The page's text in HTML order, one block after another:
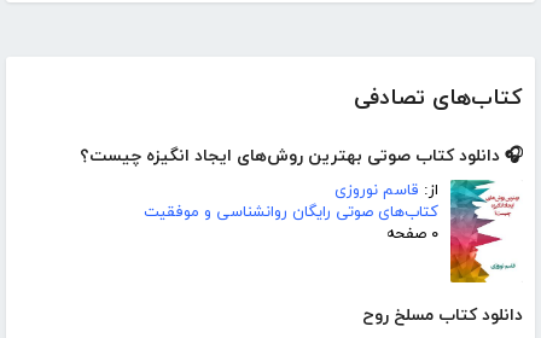
کتاب‌های تصادفی
🎧 دانلود کتاب صوتی بهترین روش‌های ایجاد انگیزه چیست؟
از: قاسم نوروزی
کتاب‌های صوتی رایگان روانشناسی و موفقیت
۰ صفحه
دانلود کتاب مسلخ روح